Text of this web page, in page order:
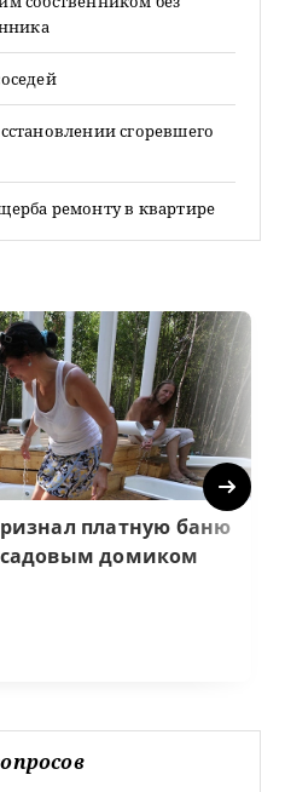
сгоревшего
ремонту в квартире
платную баню
садовым домиком
Next